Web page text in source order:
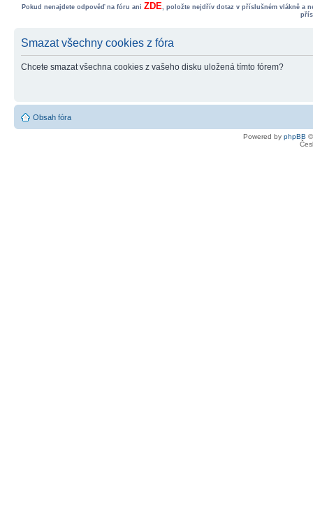
Pokud nenajdete odpověď na fóru ani ZDE, položte nejdřív dotaz v příslušném vlákně a
Smazat všechny cookies z fóra
Chcete smazat všechna cookies z vašeho disku uložená tímto fórem?
Obsah fóra
Powered by phpBB